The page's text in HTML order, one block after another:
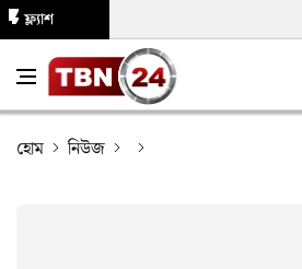
ফ্ল্যাশ
হোম নিউজ